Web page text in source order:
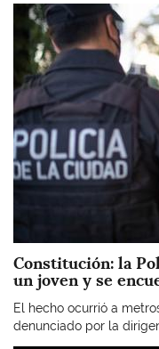
Imagen
Constitución: la
un joven y se
El hecho ocurrió a
denunciado por la